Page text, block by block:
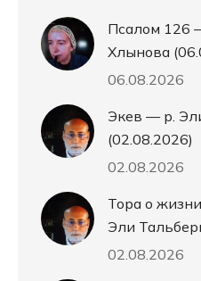
Псалом 126
Хлынова
06.08.2026
Экев — р.
(02.08.2026)
02.08.2026
Тора о
Эли
02.08.2026